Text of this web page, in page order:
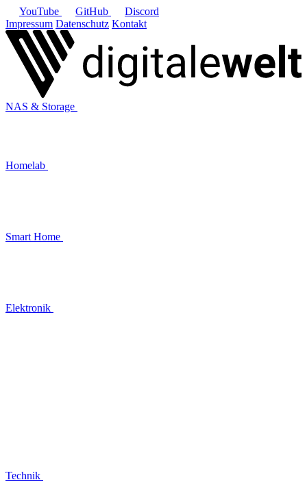
YouTube GitHub
Discord
Impressum Datenschutz Kontakt
NAS & Storage
Homelab
Smart Home
Elektronik
Technik